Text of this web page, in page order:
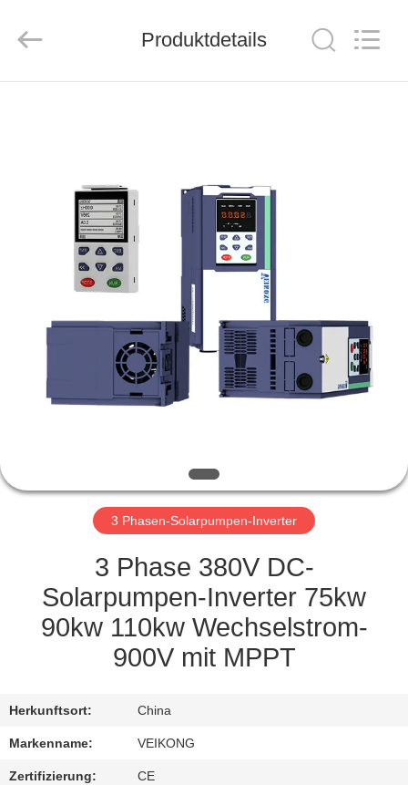
FABRIK-
AUSFLUG
QUALITÄTSKONTROLLE
SIE
MIT
VERBINDUNG
NACHRICHTEN
FORDERN
SIE EIN
ZITAT
Ltd..
Produktdetails
3 Phasen-Solarpumpen-Inverter
3 Phase 380V DC-
Solarpumpen-Inverter 75kw
90kw 110kw Wechselstrom-
900V mit MPPT
Herkunftsort: China
Markenname: VEIKONG
Zertifizierung: CE